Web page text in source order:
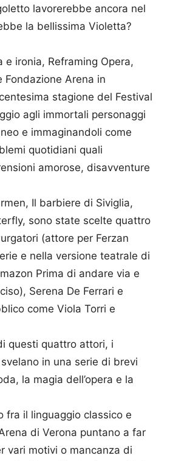
lavorerebbe ancora nel
la bellissima Violetta?
ironia, Reframing Opera,
Fondazione Arena in
stagione del Festival
agli immortali personaggi
e immaginandoli come
quotidiani quali
amorose, disavventure
Il barbiere di Siviglia,
sono state scelte quattro
(attore per Ferzan
e nella versione teatrale di
Prima di andare via e
Serena De Ferrari e
come Viola Torri e
questi quattro attori, i
in una serie di brevi
la magia dell’opera e la
fra il linguaggio classico e
di Verona puntano a far
vari motivi o mancanza di